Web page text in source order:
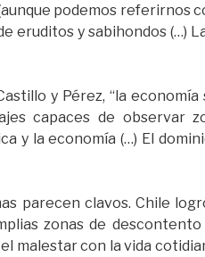
podemos referirnos
eruditos y sabihondos (…)
y Pérez, “la
capaces de observar
y la economía (…) El
parecen clavos. Chile
zonas de
malestar con la vida